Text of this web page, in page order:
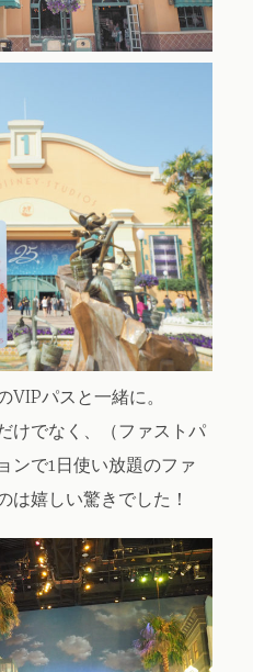
パスと一緒に。
けでなく、（ファストパ
ンで1日使い放題のファ
は嬉しい驚きでした！